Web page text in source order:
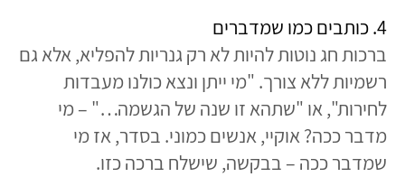
4. כותבים כמו שמדברים
ברכות חג נוטות להיות לא רק גנריות להפליא, אלא גם
רשמיות ללא צורך. "מי ייתן ונצא כולנו מעבדות
לחירות", או "שתהא זו שנה של הגשמה…" – מי
מדבר ככה? אוקיי, אנשים כמוני. בסדר, אז מי
שמדבר ככה – בבקשה, שישלח ברכה כזו.